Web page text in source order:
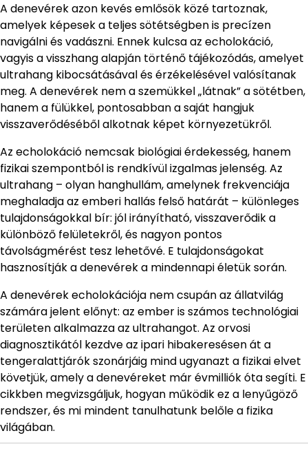
A denevérek azon kevés emlősök közé tartoznak,
amelyek képesek a teljes sötétségben is precízen
navigálni és vadászni. Ennek kulcsa az echolokáció,
vagyis a visszhang alapján történő tájékozódás, amelyet
ultrahang kibocsátásával és érzékelésével valósítanak
meg. A denevérek nem a szemükkel „látnak” a sötétben,
hanem a fülükkel, pontosabban a saját hangjuk
visszaverődéséből alkotnak képet környezetükről.
Az echolokáció nemcsak biológiai érdekesség, hanem
fizikai szempontból is rendkívül izgalmas jelenség. Az
ultrahang – olyan hanghullám, amelynek frekvenciája
meghaladja az emberi hallás felső határát – különleges
tulajdonságokkal bír: jól irányítható, visszaverődik a
különböző felületekről, és nagyon pontos
távolságmérést tesz lehetővé. E tulajdonságokat
hasznosítják a denevérek a mindennapi életük során.
A denevérek echolokációja nem csupán az állatvilág
számára jelent előnyt: az ember is számos technológiai
területen alkalmazza az ultrahangot. Az orvosi
diagnosztikától kezdve az ipari hibakeresésen át a
tengeralattjárók szonárjáig mind ugyanazt a fizikai elvet
követjük, amely a denevéreket már évmilliók óta segíti. E
cikkben megvizsgáljuk, hogyan működik ez a lenyűgöző
rendszer, és mi mindent tanulhatunk belőle a fizika
világában.